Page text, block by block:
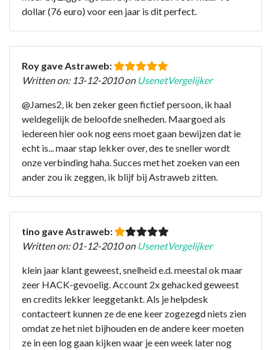
dollar (76 euro) voor een jaar is dit perfect.
Roy gave Astraweb:
Written on: 13-12-2010 on UsenetVergelijker
@James2, ik ben zeker geen fictief persoon, ik haal
weldegelijk de beloofde snelheden. Maargoed als
iedereen hier ook nog eens moet gaan bewijzen dat ie
echt is... maar stap lekker over, des te sneller wordt
onze verbinding haha. Succes met het zoeken van een
ander zou ik zeggen, ik blijf bij Astraweb zitten.
tino gave Astraweb:
Written on: 01-12-2010 on UsenetVergelijker
klein jaar klant geweest, snelheid e.d. meestal ok maar
zeer HACK-gevoelig. Account 2x gehacked geweest
en credits lekker leeggetankt. Als je helpdesk
contacteert kunnen ze de ene keer zogezegd niets zien
omdat ze het niet bijhouden en de andere keer moeten
ze in een log gaan kijken waar je een week later nog